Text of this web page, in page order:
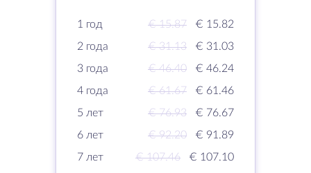
1 год € 15.87
€ 15.82
2 года
€ 31.13
€ 31.03
3 года
€ 46.40
€ 46.24
4 года
€ 61.67
€ 61.46
5 лет
€ 76.93
€ 76.67
6 лет
€ 92.20
€ 91.89
7 лет
€ 107.46
€ 107.10